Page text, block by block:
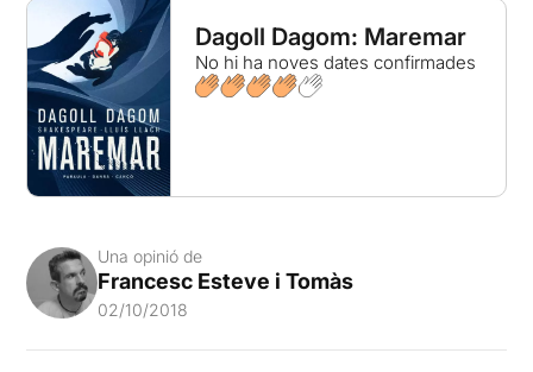
Dagoll Dagom: Maremar
No hi ha noves dates confirmades
Una opinió de
Francesc Esteve i Tomàs
02/10/2018